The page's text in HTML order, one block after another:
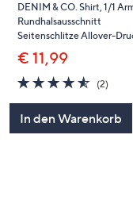
DENIM & CO. Shirt, 1/1
Rundhalsausschnitt
Seitenschlitze Allover-
€ 11,99
4.5
von
(2)2
In den Warenkorb